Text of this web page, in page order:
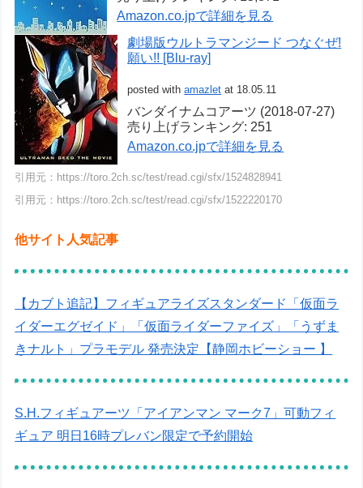
Amazon.co.jpで詳細を見る
劇場版ウルトラマンジード つなぐぜ!
願い!! [Blu-ray]
posted withamazlet at 18.05.11
バンダイナムコアーツ (2018-07-27)
売り上げランキング: 251
Amazon.co.jpで詳細を見る
引用元：https://toro.2ch.sc/test/read.cgi/sfx/1524828941
引用元：https://toro.2ch.sc/test/read.cgi/sfx/1522220170
他サイト人気記事
【カブト追記】フィギュアライズスタンダード「仮面ラ
イダーエグゼイド」「仮面ライダーファイズ」「うずま
きナルト」プラモデル 発売決定【静岡ホビーショー 】
S.H.フィギュアーツ「アイアンマン マーク7」可動フィ
ギュア 明日16時プレバン限定で予約開始